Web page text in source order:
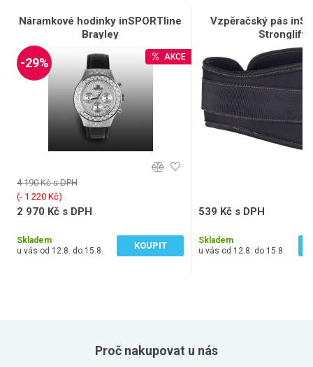
Náramkové hodinky inSPORTline
Brayley
AKCE
-29%
4 190 Kč s DPH
(‐ 1 220 Kč)
2 970 Kč s DPH
Skladem
u vás od 12.8. do 15.8.
KOUPIT
Vzpěračský pás
Stronglift
539 Kč s DPH
Skladem
u vás od 12.8. do 15.8.
Proč nakupovat u nás